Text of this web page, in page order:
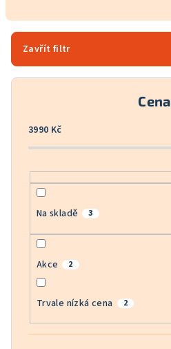
r
o
Zavřít filtr
Cena
3990 Kč
Na skladě 3
Akce 2
Trvale nízká cena 2